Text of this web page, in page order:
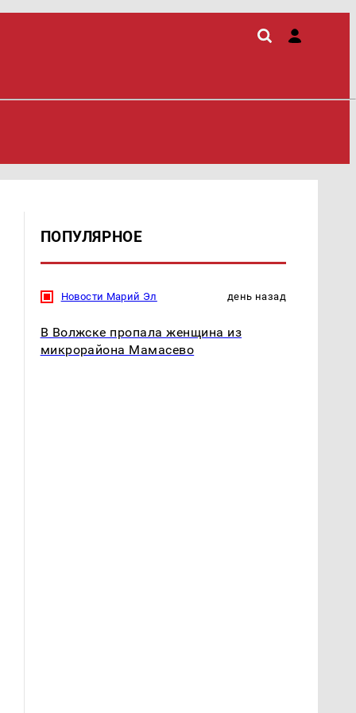
ПОПУЛЯРНОЕ
Новости Марий Эл день назад
В Волжске пропала женщина из
микрорайона Мамасево